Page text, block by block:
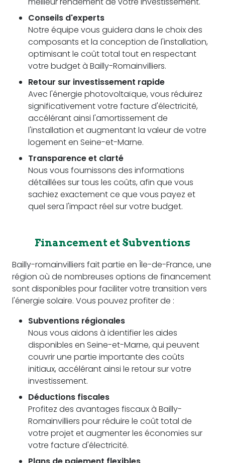
Conseils d'experts
Notre équipe vous guidera dans le choix des
composants et la conception de l'installation,
optimisant le coût total tout en respectant
votre budget à Bailly-Romainvilliers.
Retour sur investissement rapide
Avec l'énergie photovoltaïque, vous réduirez
significativement votre facture d'électricité,
accélérant ainsi l'amortissement de
l'installation et augmentant la valeur de votre
logement en Seine-et-Marne.
Transparence et clarté
Nous vous fournissons des informations
détaillées sur tous les coûts, afin que vous
sachiez exactement ce que vous payez et
quel sera l'impact réel sur votre budget.
Financement et Subventions
Bailly-romainvilliers fait partie en Île-de-France, une
région où de nombreuses options de financement
sont disponibles pour faciliter votre transition vers
l'énergie solaire. Vous pouvez profiter de :
Subventions régionales
Nous vous aidons à identifier les aides
disponibles en Seine-et-Marne, qui peuvent
couvrir une partie importante des coûts
initiaux, accélérant ainsi le retour sur votre
investissement.
Déductions fiscales
Profitez des avantages fiscaux à Bailly-
Romainvilliers pour réduire le coût total de
votre projet et augmenter les économies sur
votre facture d'électricité.